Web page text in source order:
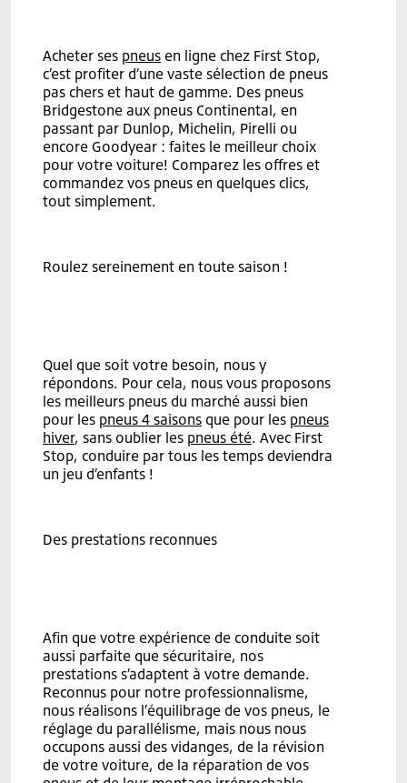
Acheter ses pneus en ligne chez First Stop,
c’est profiter d’une vaste sélection de pneus
pas chers et haut de gamme. Des pneus
Bridgestone aux pneus Continental, en
passant par Dunlop, Michelin, Pirelli ou
encore Goodyear : faites le meilleur choix
pour votre voiture! Comparez les offres et
commandez vos pneus en quelques clics,
tout simplement.
Roulez sereinement en toute saison !
Quel que soit votre besoin, nous y
répondons. Pour cela, nous vous proposons
les meilleurs pneus du marché aussi bien
pour les pneus 4 saisons que pour les pneus
hiver, sans oublier les pneus été. Avec First
Stop, conduire par tous les temps deviendra
un jeu d’enfants !
Des prestations reconnues
Afin que votre expérience de conduite soit
aussi parfaite que sécuritaire, nos
prestations s’adaptent à votre demande.
Reconnus pour notre professionnalisme,
nous réalisons l’équilibrage de vos pneus, le
réglage du parallélisme, mais nous nous
occupons aussi des vidanges, de la révision
de votre voiture, de la réparation de vos